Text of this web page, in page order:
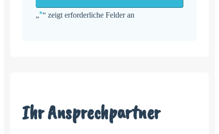
„*“ zeigt erforderliche Felder an
Ihr Ansprechpartner